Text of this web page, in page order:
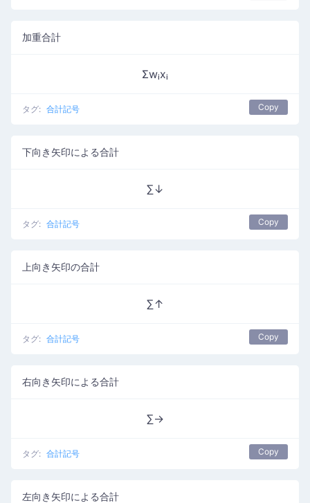
加重合計
Σwᵢxᵢ
タグ: 合計記号 Copy
下向き矢印による合計
∑↓
タグ: 合計記号 Copy
上向き矢印の合計
∑↑
タグ: 合計記号 Copy
右向き矢印による合計
∑→
タグ: 合計記号 Copy
左向き矢印による合計